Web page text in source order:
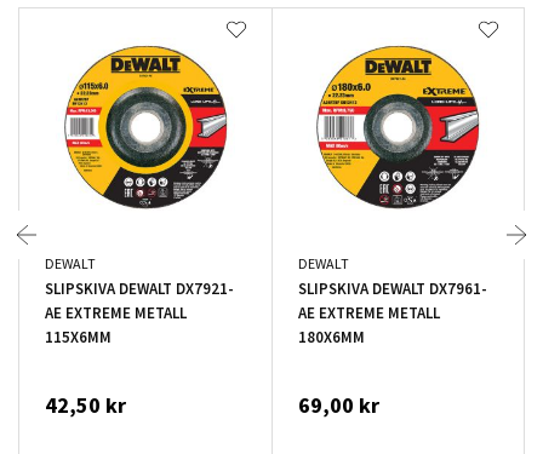
DEWALT
SLIPSKIVA DEWALT DX7921-
AE EXTREME METALL
115X6MM
42,50 kr
DEWALT
SLIPSKIVA DEWALT DX7961-
AE EXTREME METALL
180X6MM
69,00 kr